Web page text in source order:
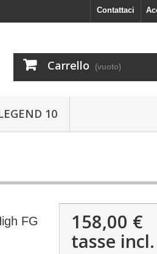
Contattaci
Carrello (vuoto)
10
FG
158,00 €
tasse incl.